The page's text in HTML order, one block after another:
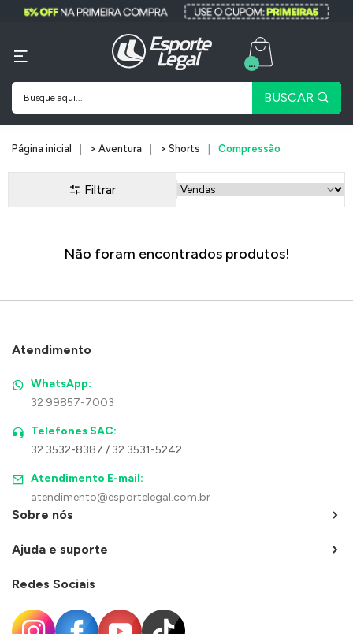
BUSCAR
...
Página inicial > Aventura > Shorts Compressão
Filtrar
Não foram encontrados produtos!
Atendimento
WhatsApp:
32 99857-7003
Telefones SAC:
32 3532-8387 / 32 3531-5242
Atendimento E-mail:
atendimento@esportelegal.com.br
Sobre nós
Ajuda e suporte
Redes Sociais